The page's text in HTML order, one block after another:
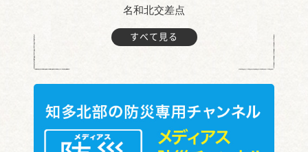
名和北交差点
すべて見る